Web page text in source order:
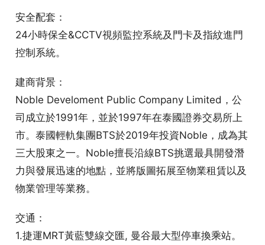
安全配套：
24小時保全&CCTV視頻監控系統及門卡及指紋進門
控制系統。
建商背景：
Noble Develoment Public Company Limited，公
司成立於1991年，並於1997年在泰國證券交易所上
市。泰國輕軌集團BTS於2019年投資Noble，成為其
三大股東之一。Noble擅長沿線BTS挑選最具開發潛
力與發展迅速的地點，並將版圖拓展至物業租賃以及
物業管理等業務。
交通：
1.捷運MRT黃藍雙線交匯, 曼谷最大型停車換乘站。